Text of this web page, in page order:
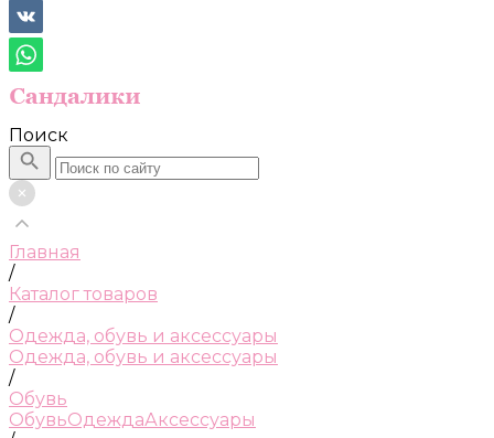
Поиск
Главная
/
Каталог товаров
/
Одежда, обувь и аксессуары
Одежда, обувь и аксессуары
/
Обувь
ОбувьОдеждаАксессуары